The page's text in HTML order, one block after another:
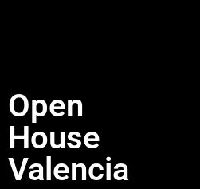
Open
House
Valencia